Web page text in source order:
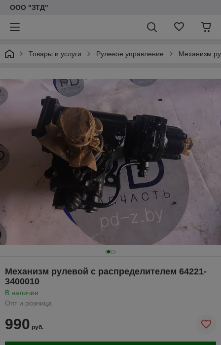
ООО "ЗТД"
Товары и услуги Рулевое управление Механизм
Механизм рулевой с распределителем 64221-
3400010
В наличии
Опт и розница
990 руб.